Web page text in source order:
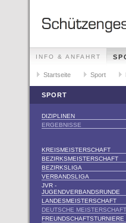
INFO & ANFAHRT
KONTAKT
Startseite Sport
SPORT
DIZIPLINEN
ERGEBNISSE
KREISMEISTERSCHAFT
BEZIRKSMEISTERSCHAFT
BEZIRKSLIGA
VERBANDSLIGA
JVR -
JUGENDVERBANDSRUNDE
LANDESMEISTERSCHAFT
DEUTSCHE MEISTERSCHAFT
FREUNDSCHAFTSTURNIERE